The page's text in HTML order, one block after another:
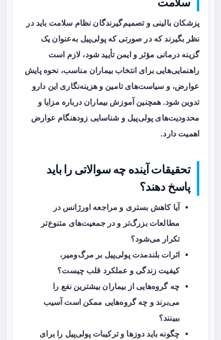
پزشکان بالینی و تصمیم‌گیرندگان نظام سلامت باید در
نظر بگیرند که در صورتی که پولی‌پیل به‌عنوان یک
گزینه درمانی مؤثر و ایمن تأیید شود، لازم است
راهنمایی‌هایی برای انتخاب بیماران مناسب، نحوه پایش
عوارض، و سیاست‌های تامین و هزینه‌نگاری این دارو
تدوین شود. همچنین آموزش بیماران درباره مزایا و
محدودیت‌های پولی‌پیل و شناسایی زودهنگام عوارض
اهمیت دارد.
تحقیقات آینده چه سوالاتی را باید
پاسخ دهند؟
آیا کاهش بستری و مراجعه اورژانس در
مطالعات بزرگ‌تر و در جمعیت‌های متنوع‌تر
تکرار می‌شود؟
اثرات بلندمدت پولی‌پیل بر مرگ‌ومیر،
کیفیت زندگی و عملکرد قلب چیست؟
چه گروه‌هایی از بیماران بیشترین نفع را
می‌برند و چه گروه‌هایی ممکن است آسیب
ببینند؟
چگونه باید دوزها و ترکیبات پولی‌پیل را برای